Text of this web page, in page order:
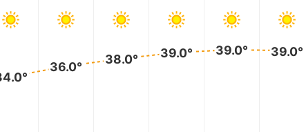
36.0°
38.0° 39.0° 39.0° 39.0°